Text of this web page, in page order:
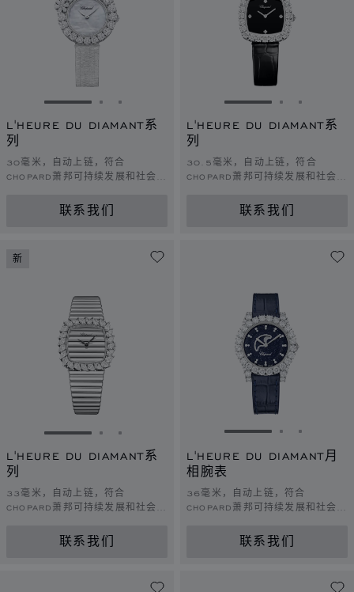
转到幻灯片 1转到幻灯片 2
转到幻灯片 3
L'HEURE DU DIAMANT系
列
30毫米，自动上链，符合
CHOPARD萧邦可持续发展和社会责
联系我们
转到幻灯片 1转到幻灯
转到幻
L'HEURE DU DIAMANT系
列
30.5毫米，自动上链，符合
CHOPARD萧邦可持续发展和社会责
联系我们
新
转到幻灯片 1转到幻灯片 2
转到幻灯片 3
L'HEURE DU DIAMANT系
列
33毫米，自动上链，符合
CHOPARD萧邦可持续发展和社会责
联系我们
转到幻灯片 1转到幻灯
转到幻
L'HEURE DU DIAMANT月
相腕表
36毫米，自动上链，符合
CHOPARD萧邦可持续发展和社会责
联系我们